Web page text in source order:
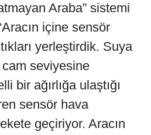
Araba” sistemi
içine sensör
yerleştirdik. Suya
seviyesine
bir ağırlığa ulaştığı
sensör hava
geçiriyor. Aracın